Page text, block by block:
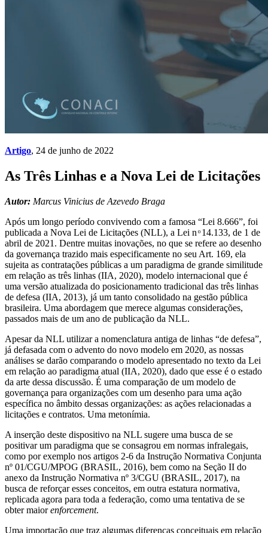
Artigo, 24 de junho de 2022
As Três Linhas e a Nova Lei de Licitações
Autor: Marcus Vinicius de Azevedo Braga
Após um longo período convivendo com a famosa “Lei 8.666”, foi
publicada a Nova Lei de Licitações (NLL), a Lei n ͦ 14.133, de 1 de
abril de 2021. Dentre muitas inovações, no que se refere ao desenho
da governança trazido mais especificamente no seu Art. 169, ela
sujeita as contratações públicas a um paradigma de grande similitude
em relação as três linhas (IIA, 2020), modelo internacional que é
uma versão atualizada do posicionamento tradicional das três linhas
de defesa (IIA, 2013), já um tanto consolidado na gestão pública
brasileira. Uma abordagem que merece algumas considerações,
passados mais de um ano de publicação da NLL.
Apesar da NLL utilizar a nomenclatura antiga de linhas “de defesa”,
já defasada com o advento do novo modelo em 2020, as nossas
análises se darão comparando o modelo apresentado no texto da Lei
em relação ao paradigma atual (IIA, 2020), dado que esse é o estado
da arte dessa discussão. É uma comparação de um modelo de
governança para organizações com um desenho para uma ação
específica no âmbito dessas organizações: as ações relacionadas a
licitações e contratos. Uma metonímia.
A inserção deste dispositivo na NLL sugere uma busca de se
positivar um paradigma que se consagrou em normas infralegais,
como por exemplo nos artigos 2-6 da Instrução Normativa Conjunta
nº 01/CGU/MPOG (BRASIL, 2016), bem como na Seção II do
anexo da Instrução Normativa nº 3/CGU (BRASIL, 2017), na
busca de reforçar esses conceitos, em outra estatura normativa,
replicada agora para toda a federação, como uma tentativa de se
obter maiorenforcement.
Uma importação que traz algumas diferenças conceituais em relação